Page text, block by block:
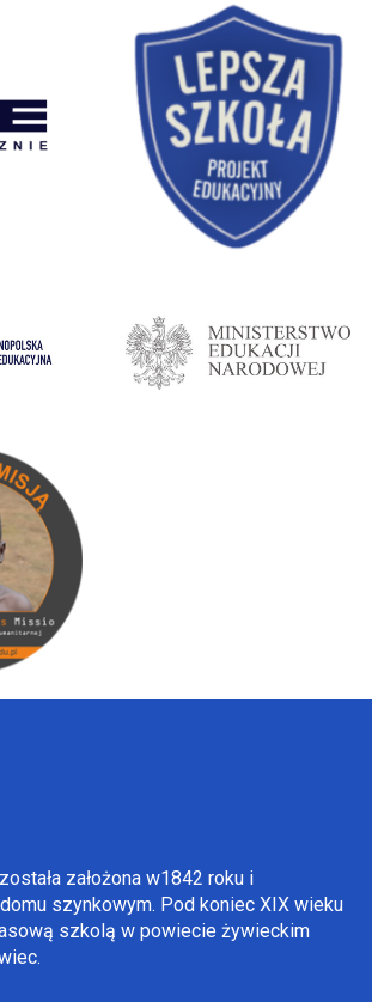
założona w1842 roku i
szynkowym. Pod koniec XIX wieku
szkolą w powiecie żywieckim